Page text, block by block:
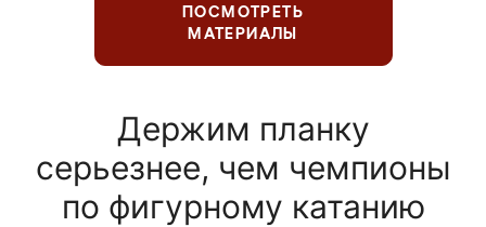
ПОСМОТРЕТЬ
МАТЕРИАЛЫ
Держим планку
серьезнее, чем чемпионы
по фигурному катанию